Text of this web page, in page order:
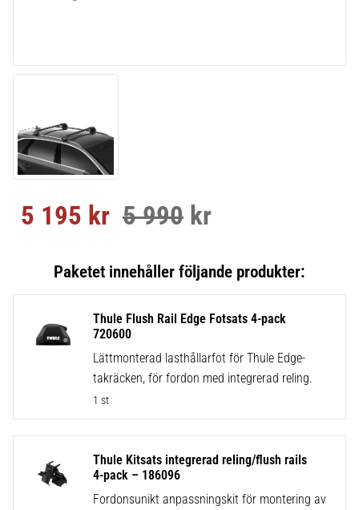
Nedsatt pris:
5 195 kr Ordinarie pris:
5 990 kr
Thule Flush Rail Edge Fotsats 4-pack
720600
Lättmonterad lasthållarfot för Thule Edge-
takräcken, för fordon med integrerad reling.
1 st
Thule Kitsats integrerad reling/flush rails
4-pack – 186096
Fordonsunikt anpassningskit för montering av